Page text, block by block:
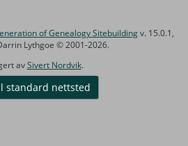
of Genealogy Sitebuildingv. 15.0.1,
Lythgoe © 2001-2026.
avSivert Nordvik.
standard nettsted